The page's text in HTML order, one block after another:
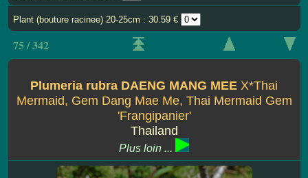
Plant (bouture racinee) 20-25cm : 30.59 €
75 / 342
Plumeria rubra DAENG MANG MEE X*Thai
Mermaid, Gem Dang Mae Me, Thai Mermaid Gem
'Frangipanier'
Thailand
Plus loin ...